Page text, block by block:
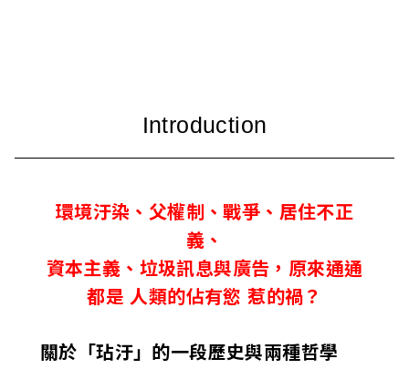
環境汙染、父權制、戰爭、居住不正
義、
資本主義、垃圾訊息與廣告，原來通通
都是 人類的佔有慾 惹的禍？
關於「玷汙」的一段歷史與兩種哲學